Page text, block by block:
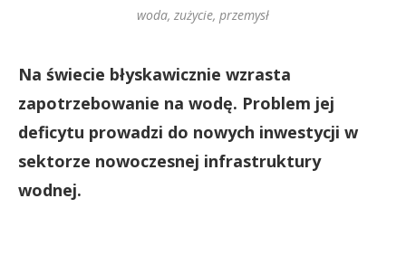
woda, zużycie, przemysł
Na świecie błyskawicznie wzrasta
zapotrzebowanie na wodę. Problem jej
deficytu prowadzi do nowych inwestycji w
sektorze nowoczesnej infrastruktury
wodnej.